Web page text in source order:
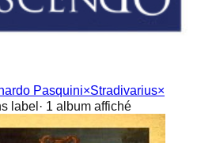
Pasquini×Stradivarius×
label · 1 album affiché